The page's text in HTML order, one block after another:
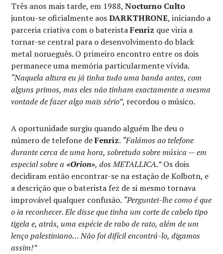
Três anos mais tarde, em 1988,Nocturno Culto
juntou-se oficialmente aosDARKTHRONE, iniciando a
parceria criativa com o bateristaFenriz que viria a
tornar-se central para o desenvolvimento do black
metal norueguês. O primeiro encontro entre os dois
permanece uma memória particularmente vívida.
“Naquela altura eu já tinha tudo uma banda antes, com
alguns primos, mas eles não tinham exactamente a mesma
vontade de fazer algo mais sério”, recordou o músico.
A oportunidade surgiu quando alguém lhe deu o
número de telefone deFenriz. “Falámos ao telefone
durante cerca de uma hora, sobretudo sobre música — em
especial sobre a «Orion», dos METALLICA.”Os dois
decidiram então encontrar-se na estação de Kolbotn, e
a descrição que o baterista fez de si mesmo tornava
improvável qualquer confusão. “Perguntei-lhe como é que
o ia reconhecer. Ele disse que tinha um corte de cabelo tipo
tigela e, atrás, uma espécie de rabo de rato, além de um
lenço palestiniano… Não foi difícil encontrá-lo, digamos
assim!”